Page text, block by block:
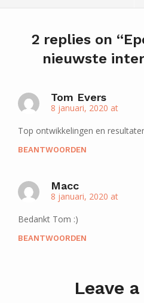
2 replies on “
nieuwste
Tom Evers
8 januari, 2020 at
Top ontwikkelingen en
BEANTWOORDEN
Macc
8 januari, 2020 at
Bedankt Tom :)
BEANTWOORDEN
Leave